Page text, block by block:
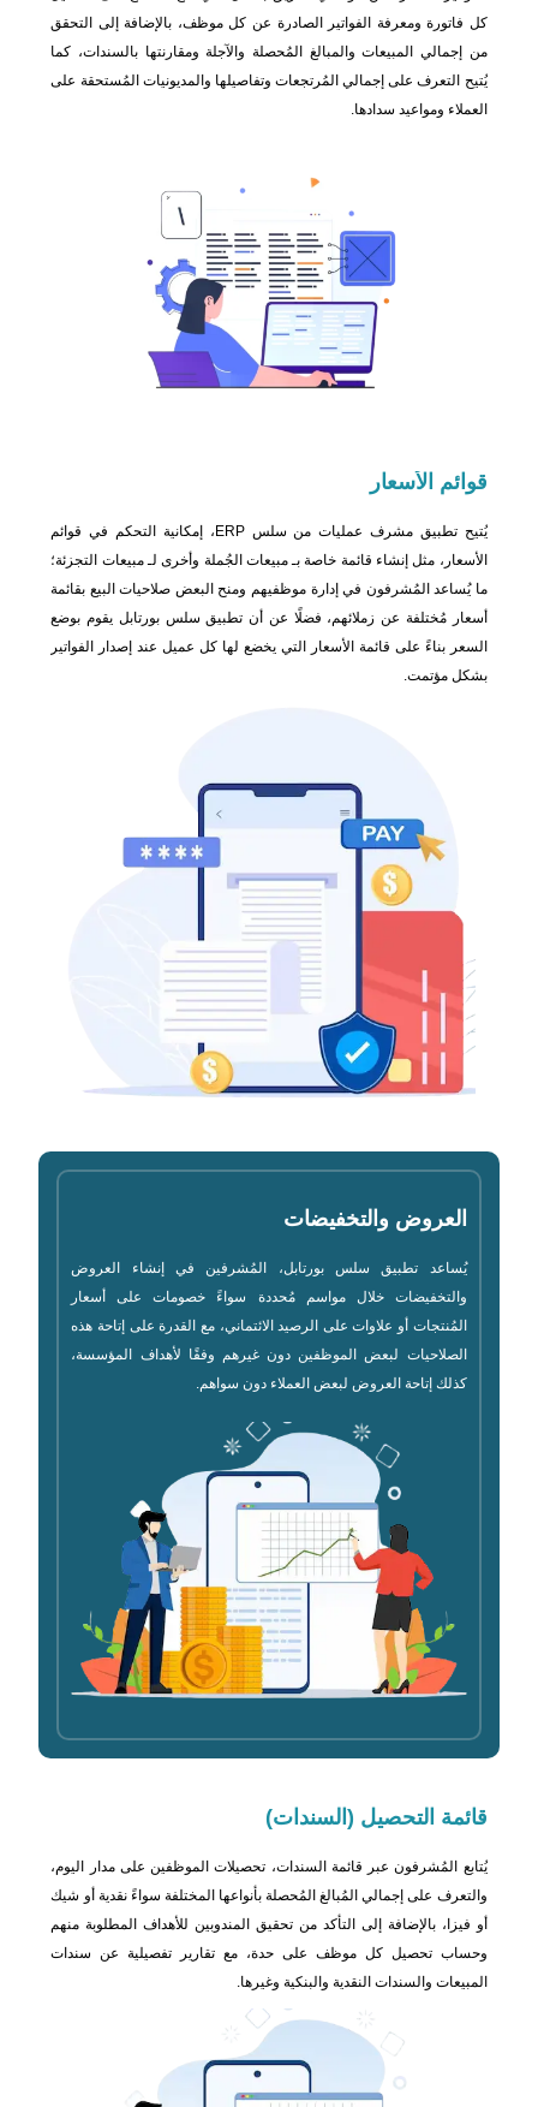
كل فاتورة ومعرفة الفواتير الصادرة عن كل موظف، بالإضافة إلى التحقق
من إجمالي المبيعات والمبالغ المُحصلة والآجلة ومقارنتها بالسندات، كما
يُتيح التعرف على إجمالي المُرتجعات وتفاصيلها والمديونيات المُستحقة على
العملاء ومواعيد سدادها.
قوائم الأسعار
يُتيح تطبيق مشرف عمليات من سلس ERP، إمكانية التحكم في قوائم
الأسعار، مثل إنشاء قائمة خاصة بـ مبيعات الجُملة وأخرى لـ مبيعات التجزئة؛
ما يُساعد المُشرفون في إدارة موظفيهم ومنح البعض صلاحيات البيع بقائمة
أسعار مُختلفة عن زملائهم، فضلًا عن أن تطبيق سلس بورتابل يقوم بوضع
السعر بناءً على قائمة الأسعار التي يخضع لها كل عميل عند إصدار الفواتير
بشكل مؤتمت.
العروض والتخفيضات
يُساعد تطبيق سلس بورتابل، المُشرفين في إنشاء العروض
والتخفيضات خلال مواسم مُحددة سواءً خصومات على أسعار
المُنتجات أو علاوات على الرصيد الائتماني، مع القدرة على إتاحة هذه
الصلاحيات لبعض الموظفين دون غيرهم وفقًا لأهداف المؤسسة،
كذلك إتاحة العروض لبعض العملاء دون سواهم.
قائمة التحصيل (السندات)
يُتابع المُشرفون عبر قائمة السندات، تحصيلات الموظفين على مدار اليوم،
والتعرف على إجمالي المُبالغ المُحصلة بأنواعها المختلفة سواءً نقدية أو شيك
أو فيزا، بالإضافة إلى التأكد من تحقيق المندوبين للأهداف المطلوبة منهم
وحساب تحصيل كل موظف على حدة، مع تقارير تفصيلية عن سندات
المبيعات والسندات النقدية والبنكية وغيرها.